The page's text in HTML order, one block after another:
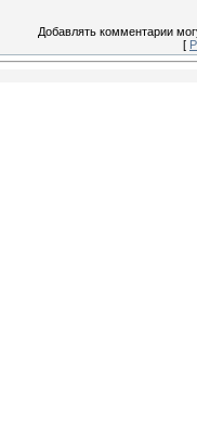
Добавлять комментарии
[